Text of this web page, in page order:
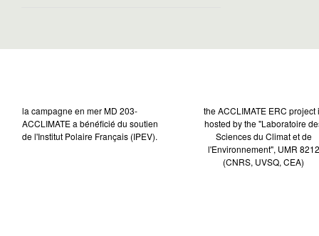
la campagne en mer MD 203-
ACCLIMATE a bénéficié du soutien
de l'Institut Polaire Français (IPEV).
the ACCLIMATE ERC project
hosted by the "Laboratoire
Sciences du Climat et de
l'Environnement", UMR 8212
(CNRS, UVSQ, CEA)